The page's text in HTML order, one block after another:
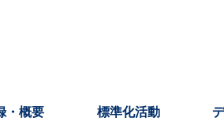
・概要 標準化活動